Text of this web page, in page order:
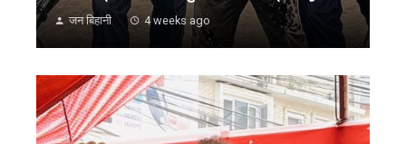
जन बिहानी 4 weeks ago